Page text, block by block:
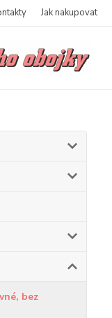
Jak nakupovat
bez